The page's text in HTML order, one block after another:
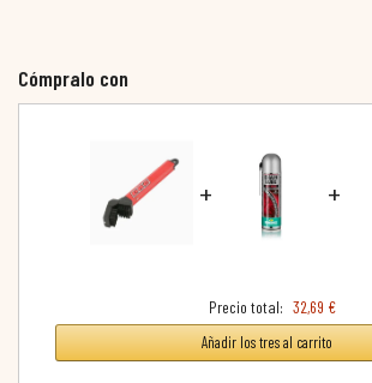
Cómpralo con
+ +
Precio total: 32,69 €
Añadir los tres al carrito